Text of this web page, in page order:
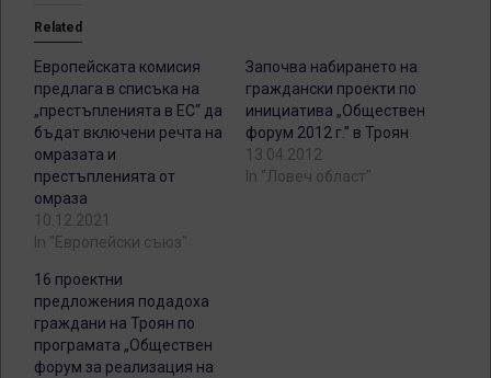
Related
Европейската комисия
предлага в списъка на
„престъпленията в ЕС“ да
бъдат включени речта на
омразата и
престъпленията от
омраза
10.12.2021
In "Европейски съюз"
Започва набирането на
граждански проекти по
инициатива „Обществен
форум 2012 г.” в Троян
13.04.2012
In "Ловеч област"
16 проектни
предложения подадоха
граждани на Троян по
програмата „Обществен
форум за реализация на